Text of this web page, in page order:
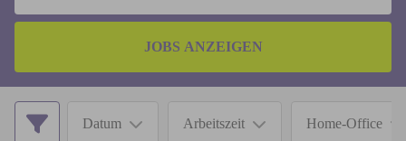
JOBS ANZEIGEN
Datum Arbeitszeit Home-Office